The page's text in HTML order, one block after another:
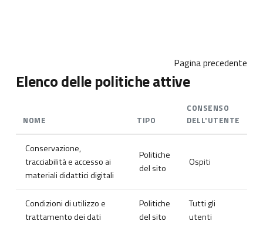
Pagina precedente
Elenco delle politiche attive
NOME TIPO
CONSENSO
DELL'UTENTE
Conservazione,
tracciabilità e accesso ai
materiali didattici digitali
Politiche
del sito
Ospiti
Condizioni di utilizzo e
trattamento dei dati
Politiche
del sito
Tutti gli
utenti